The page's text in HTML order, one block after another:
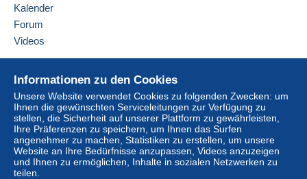
auf Ihr Guthaben
Zahlungen per Scheck oder Banküberweisung direkt auf
ein Bankkonto des Verkäufers getätigt werden.
Käufe: Zu zahlen" zur Verfügung stehenden
Zahlungsmethoden.
Eine Zahlung, die nicht überdas in die Website
integrierte Zahlungssystem erfolgt wird dem Käufer
vom Verkäufer erstattet. Ein nicht bezahlter Kauf kann
Konsequenzen für das Konto des Käufers nach sich
ziehen.
Diesen Verkäufer zu meiner schwarzen Liste
Informationen zu den Cookies
Unsere Website verwendet Cookies zu folgenden Zwecken: um
Ihnen die gewünschten Serviceleitungen zur Verfügung zu
stellen, die Sicherheit auf unserer Plattform zu gewährleisten,
Ihre Präferenzen zu speichern, um Ihnen das Surfen
angenehmer zu machen, Statistiken zu erstellen, um unsere
Website an Ihre Bedürfnisse anzupassen, Videos anzuzeigen
und Ihnen zu ermöglichen, Inhalte in sozialen Netzwerken zu
teilen.
Kalender
Forum
Videos
Online-Hilfe
Auf Delcampe kaufen
Auf Delcampe verkaufen
Eine sichere Website